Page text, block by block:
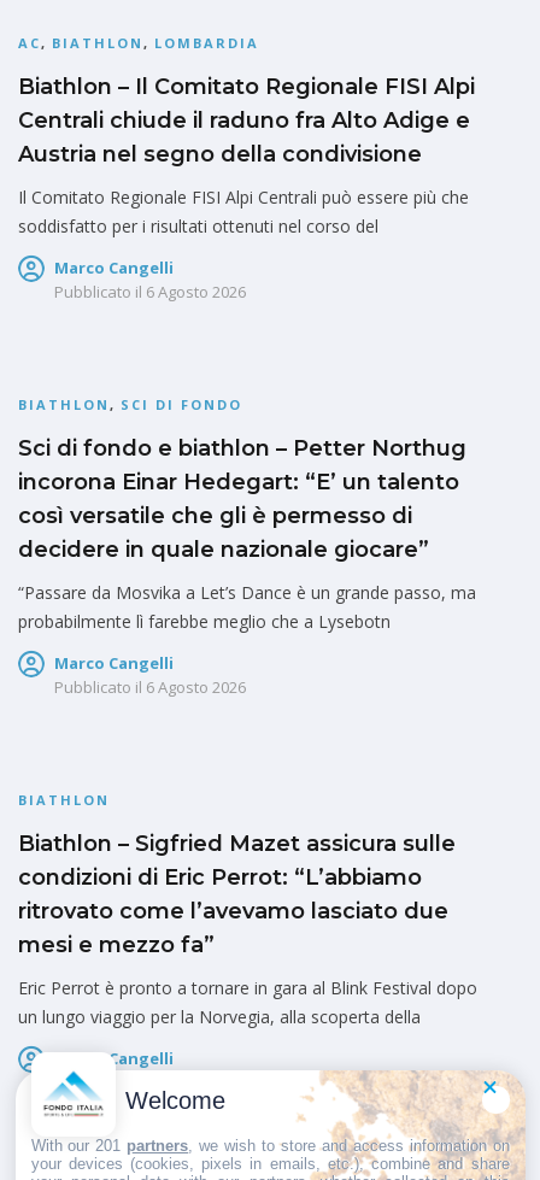
AC, BIATHLON , LOMBARDIA
Biathlon – Il Comitato Regionale FISI Alpi
Centrali chiude il raduno fra Alto Adige e
Austria nel segno della condivisione
Il Comitato Regionale FISI Alpi Centrali può essere più che
soddisfatto per i risultati ottenuti nel corso del
Marco Cangelli
Pubblicato il 6 Agosto 2026
BIATHLON , SCI DI FONDO
Sci di fondo e biathlon – Petter Northug
incorona Einar Hedegart: “E’ un talento
così versatile che gli è permesso di
decidere in quale nazionale giocare”
“Passare da Mosvika a Let’s Dance è un grande passo, ma
probabilmente lì farebbe meglio che a Lysebotn
Marco Cangelli
Pubblicato il 6 Agosto 2026
BIATHLON
Biathlon – Sigfried Mazet assicura sulle
condizioni di Eric Perrot: “L’abbiamo
ritrovato come l’avevamo lasciato due
mesi e mezzo fa”
Eric Perrot è pronto a tornare in gara al Blink Festival dopo
un lungo viaggio per la Norvegia, alla scoperta della
Marco Cangelli
Pubblicato il
Welcome
With our 201 partners , we wish to store and access information on
your devices (cookies, pixels in emails, etc.), combine and share